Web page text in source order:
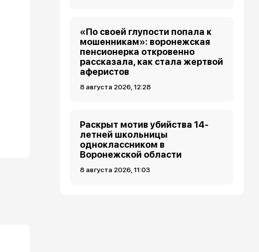
«По своей глупости попала к
мошенникам»: воронежская
пенсионерка откровенно
рассказала, как стала жертвой
аферистов
8 августа 2026, 12:28
Раскрыт мотив убийства 14-
летней школьницы
одноклассником в
Воронежской области
8 августа 2026, 11:03